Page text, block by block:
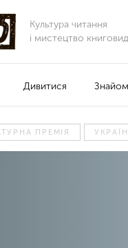
Культура читання
і мистецтво
Дивитися
ПРЕМІЯ